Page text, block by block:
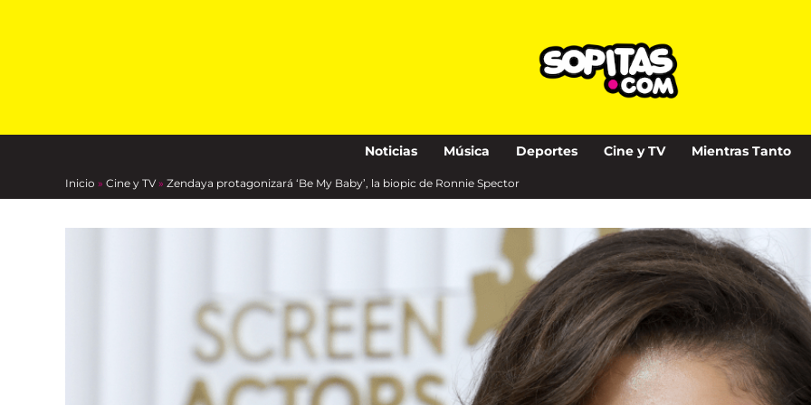
Noticias Música Deportes Cine y TV Mientras Tanto
Inicio » Cine y TV » Zendaya protagonizará ‘Be My Baby’, la biopic de Ronnie Spector